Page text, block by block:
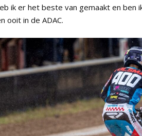
ik er het beste van gemaakt en ben
ooit in de ADAC.